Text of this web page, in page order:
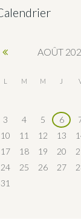
AOÛT
L M M J
3
4 5 6
10
11 12 13
17
18 19 20
24
25 26 27
31